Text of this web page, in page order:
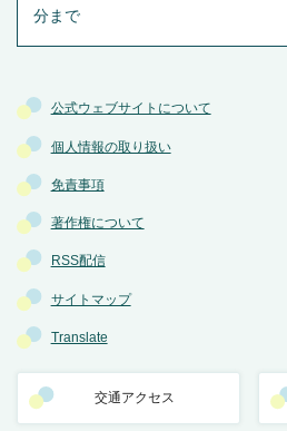
公式ウェブサイトについて
個人情報の取り扱い
免責事項
著作権について
RSS配信
サイトマップ
Translate
交通アクセス
分まで